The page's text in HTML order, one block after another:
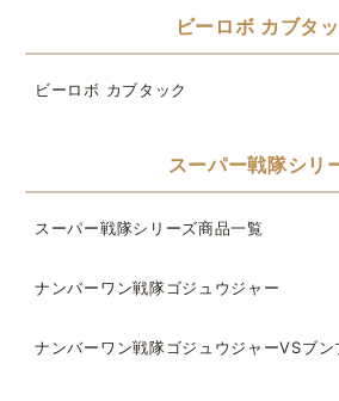
ビーロボ カブタ
ビーロボ カブタック
スーパー戦隊シリ
スーパー戦隊シリーズ商品一覧
ナンバーワン戦隊ゴジュウジャー
ナンバーワン戦隊ゴジュウジャーVSブン